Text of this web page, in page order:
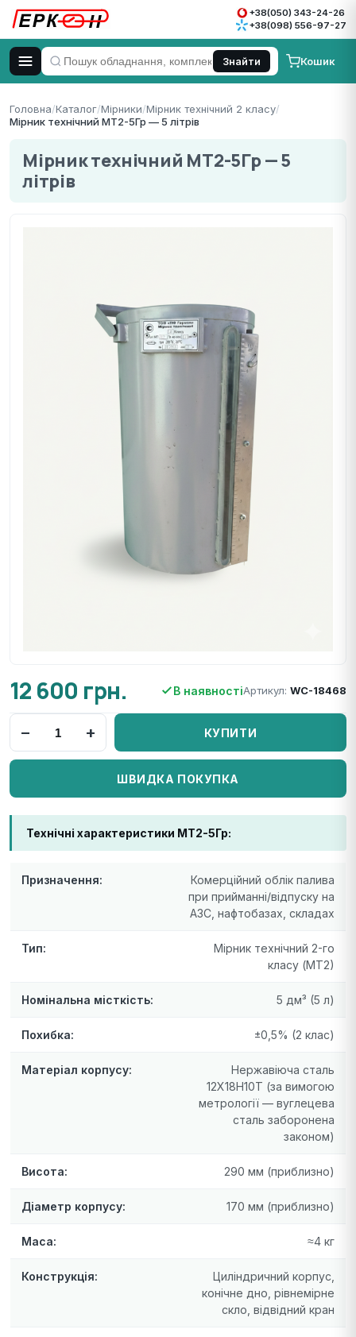
+38(050) 343-24-26
+38(098) 556-97-27
Знайти Кошик
Головна/Каталог/Мірники/Мірник технічний 2 класу/
Мірник технічний МТ2-5Гр — 5 літрів
Мірник технічний МТ2-5Гр — 5
літрів
12 600 грн. В наявностіАртикул: WC-18468
− + КУПИТИ
ШВИДКА ПОКУПКА
Технічні характеристики МТ2-5Гр:
Призначення:
Комерційний облік палива
при прийманні/відпуску на
АЗС, нафтобазах, складах
Тип:
Мірник технічний 2-го
класу (МТ2)
Номінальна місткість: 5 дм³ (5 л)
Похибка: ±0,5% (2 клас)
Матеріал корпусу:
Нержавіюча сталь
12Х18Н10Т (за вимогою
метрології — вуглецева
сталь заборонена
законом)
Висота: 290 мм (приблизно)
Діаметр корпусу: 170 мм (приблизно)
Маса: ≈4 кг
Конструкція:
Циліндричний корпус,
конічне дно, рівнемірне
скло, відвідний кран